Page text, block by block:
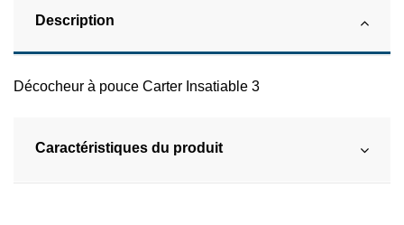
Description
Décocheur à pouce Carter Insatiable 3
Caractéristiques du produit